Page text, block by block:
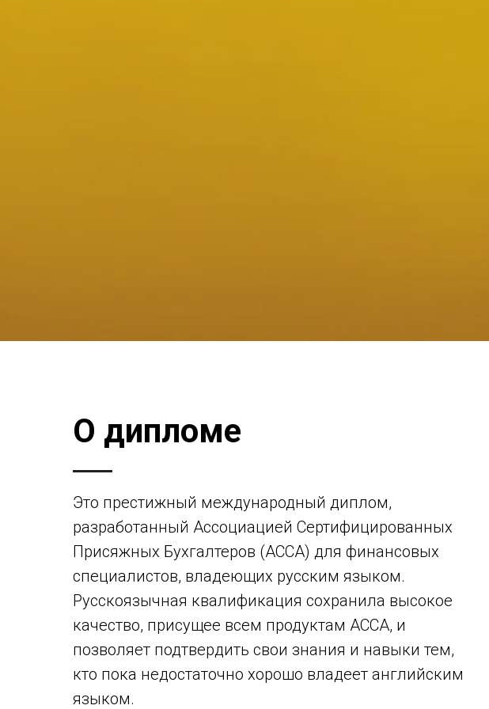
О дипломе
Это престижный международный диплом,
разработанный Ассоциацией Сертифицированных
Присяжных Бухгалтеров (АССА) для финансовых
специалистов, владеющих русским языком.
Русскоязычная квалификация сохранила высокое
качество, присущее всем продуктам ACCA, и
позволяет подтвердить свои знания и навыки тем,
кто пока недостаточно хорошо владеет английским
языком.